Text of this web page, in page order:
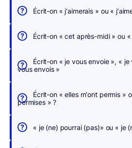
r
i
v
e
s
s
h
Écrit-on « j’aimerais » ou «
Écrit-on « cet après-midi » ou
Écrit-on « je vous envoie », «
vous envois »
Écrit-on « elles m’ont permis »
permises » ?
« je (ne) pourrai (pas)» ou « je